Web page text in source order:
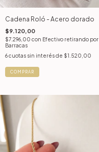
Cadena Roló - Acero dorado
$9.120,00
$7.296,00 con Efectivo retirando por
Barracas
6cuotas sin interés de $1.520,00
COMPRAR